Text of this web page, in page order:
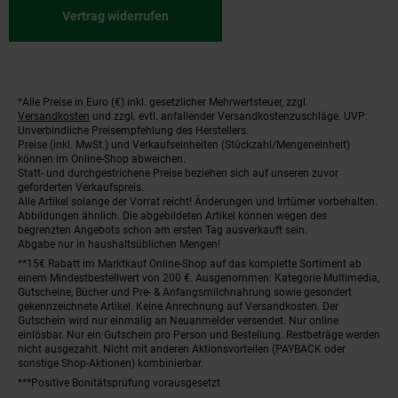
Vertrag widerrufen
Fußnoten
*Alle Preise in Euro (€) inkl. gesetzlicher Mehrwertsteuer, zzgl.
Versandkosten und zzgl. evtl. anfallender Versandkostenzuschläge. UVP:
Unverbindliche Preisempfehlung des Herstellers.
Preise (inkl. MwSt.) und Verkaufseinheiten (Stückzahl/Mengeneinheit)
können im Online-Shop abweichen.
Statt- und durchgestrichene Preise beziehen sich auf unseren zuvor
geforderten Verkaufspreis.
Alle Artikel solange der Vorrat reicht! Änderungen und Irrtümer vorbehalten.
Abbildungen ähnlich. Die abgebildeten Artikel können wegen des
begrenzten Angebots schon am ersten Tag ausverkauft sein.
Abgabe nur in haushaltsüblichen Mengen!
**15€ Rabatt im Marktkauf Online-Shop auf das komplette Sortiment ab
einem Mindestbestellwert von 200 €. Ausgenommen: Kategorie Multimedia,
Gutscheine, Bücher und Pre- & Anfangsmilchnahrung sowie gesondert
gekennzeichnete Artikel. Keine Anrechnung auf Versandkosten. Der
Gutschein wird nur einmalig an Neuanmelder versendet. Nur online
einlösbar. Nur ein Gutschein pro Person und Bestellung. Restbeträge werden
nicht ausgezahlt. Nicht mit anderen Aktionsvorteilen (PAYBACK oder
sonstige Shop-Aktionen) kombinierbar.
***Positive Bonitätsprüfung vorausgesetzt